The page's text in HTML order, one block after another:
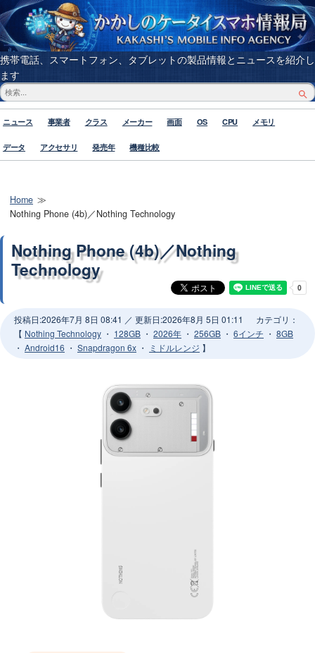
携帯電話、スマートフォン、タブレットの製品情報とニュースを紹介し
ます
ニュース 事業者 クラス メーカー 画面 OS CPU メモリ
データ アクセサリ 発売年 機種比較
Home
Nothing Phone (4b)／Nothing Technology
Nothing Phone (4b)／Nothing
Technology
投稿日:2026年7月 8日 08:41 ／ 更新日:2026年8月 5日 01:11
カテゴリ：
【 Nothing Technology ・ 128GB ・ 2026年 ・ 256GB ・ 6インチ ・ 8GB
・ Android16 ・ Snapdragon 6x ・ ミドルレンジ 】